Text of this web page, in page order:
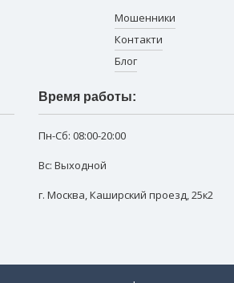
Мошенники
Контакти
Блог
Время работы:
Пн-Сб: 08:00-20:00
Вс: Выходной
г. Москва,Каширский проезд, 25к2